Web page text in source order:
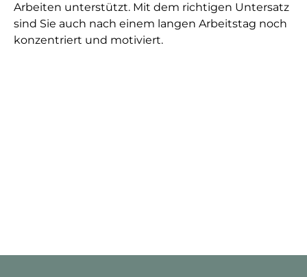
Arbeiten unterstützt. Mit dem richtigen Untersatz
sind Sie auch nach einem langen Arbeitstag noch
konzentriert und motiviert.